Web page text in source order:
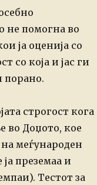
не помогна во
ја оценија со
со која и јас ги
порано.
строгост кога
во Доџото, кое
меѓународен
преземаа и
Тестот за